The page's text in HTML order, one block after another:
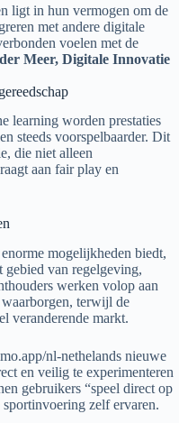
ligt in hun vermogen om de
met andere digitale
voelen met de
Meer, Digitale Innovatie
learning worden prestaties
steeds voorspelbaarder. Dit
die niet alleen
aan fair play en
mogelijkheden biedt,
van regelgeving,
werken volop aan
waarborgen, terwijl de
veranderende markt.
nl-nethelands nieuwe
en veilig te experimenteren
gebruikers “speel direct op
zelf ervaren.